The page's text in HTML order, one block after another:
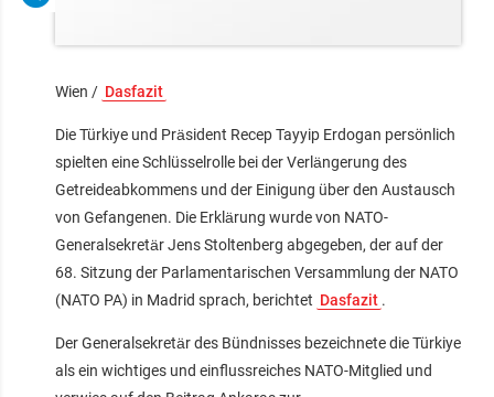
Wien / Dasfazit
Die Türkiye und Präsident Recep Tayyip Erdogan persönlich
spielten eine Schlüsselrolle bei der Verlängerung des
Getreideabkommens und der Einigung über den Austausch
von Gefangenen. Die Erklärung wurde von NATO-
Generalsekretär Jens Stoltenberg abgegeben, der auf der
68. Sitzung der Parlamentarischen Versammlung der NATO
(NATO PA) in Madrid sprach, berichtet Dasfazit .
Der Generalsekretär des Bündnisses bezeichnete die Türkiye
als ein wichtiges und einflussreiches NATO-Mitglied und